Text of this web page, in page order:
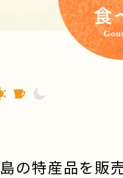
の特産品を販